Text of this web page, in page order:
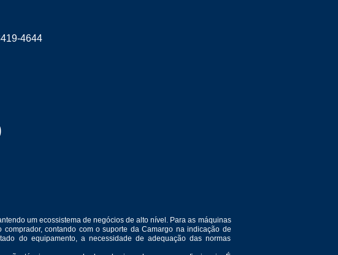
4644
um ecossistema de negócios de alto nível. Para as máquinas
contando com o suporte da Camargo na indicação de
do equipamento, a necessidade de adequação das normas